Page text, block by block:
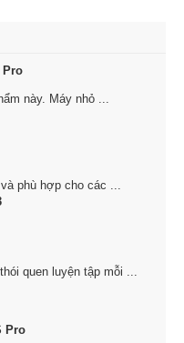
Pro
này. Máy nhỏ ...
phù hợp cho các ...
quen luyện tập mỗi ...
Pro